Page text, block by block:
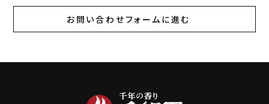
お問い合わせフォームに進む